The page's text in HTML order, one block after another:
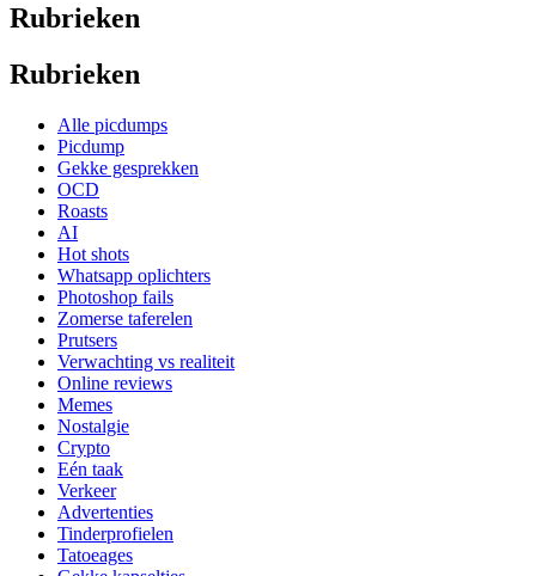
Rubrieken
Rubrieken
Alle picdumps
Picdump
Gekke gesprekken
OCD
Roasts
AI
Hot shots
Whatsapp oplichters
Photoshop fails
Zomerse taferelen
Prutsers
Verwachting vs realiteit
Online reviews
Memes
Nostalgie
Crypto
Eén taak
Verkeer
Advertenties
Tinderprofielen
Tatoeages